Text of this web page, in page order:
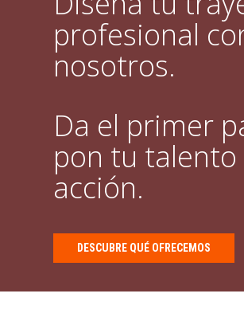
profesional
nosotros.
Da el primer
pon tu talento
acción.
DESCUBRE QUÉ OFRECEMOS